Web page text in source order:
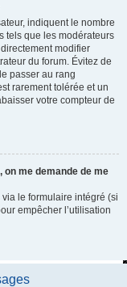
indiquent le nombre
tels que les modérateurs
modifier
du forum. Évitez de
passer au rang
rarement tolérée et un
votre compteur de
on me demande de me
le formulaire intégré (si
empêcher l’utilisation